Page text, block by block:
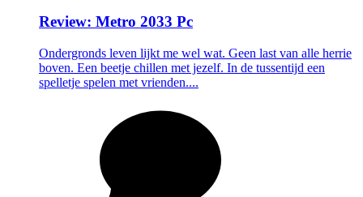
Review: Metro 2033 Pc
Ondergronds leven lijkt me wel wat. Geen last van alle herrie
boven. Een beetje chillen met jezelf. In de tussentijd een
spelletje spelen met vrienden....